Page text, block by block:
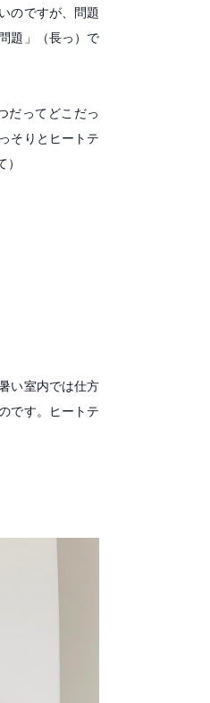
のですが、問題
題」（長っ）で
だってどこだっ
そりとヒートテ
い室内では仕方
です。ヒートテ